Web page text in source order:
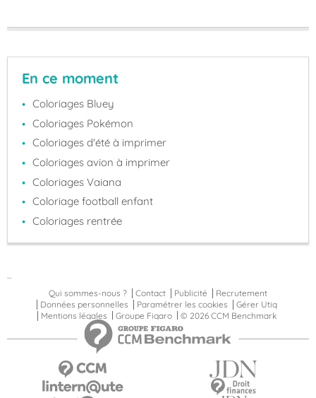
En ce moment
Coloriages Bluey
Coloriages Pokémon
Coloriages d'été à imprimer
Coloriages avion à imprimer
Coloriages Vaiana
Coloriage football enfant
Coloriages rentrée
...
Qui sommes-nous ?
Contact Publicité
Recrutement
Données personnelles
Paramétrer les cookies
Gérer Utiq
Mentions légales
Groupe Figaro © 2026 CCM Benchmark